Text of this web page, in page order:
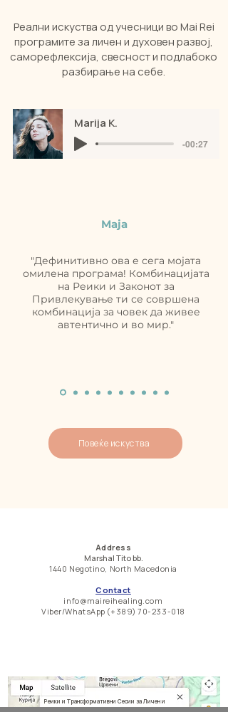
Реални искуства од учесници во Mai Rei
програмите за личен и духовен развој,
саморефлексија, свесност и подлабоко
разбирање на себе.
Marija K.
-00:27
Maja
"Дефинитивно ова е сега мојата
омилена програма! Комбинацијата
на Реики и Законот за
Привлекување ти се совршена
комбинација за човек да живее
автентично и во мир."
Повеќе искуства
Address
Marshal Tito bb.
1440 Negotino, North Macedonia
Contact
info@maireihealing.com
Viber/WhatsApp (+389)70-233-018
Реики и Трансформативни Сесии за Личен и
Духовен Развој | Mai Rei Македонија